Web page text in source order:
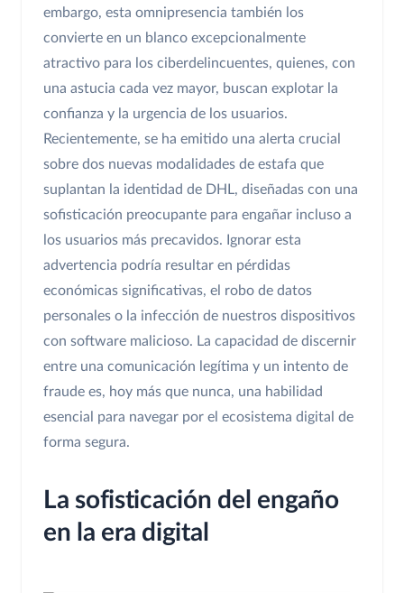
embargo, esta omnipresencia también los
convierte en un blanco excepcionalmente
atractivo para los ciberdelincuentes, quienes, con
una astucia cada vez mayor, buscan explotar la
confianza y la urgencia de los usuarios.
Recientemente, se ha emitido una alerta crucial
sobre dos nuevas modalidades de estafa que
suplantan la identidad de DHL, diseñadas con una
sofisticación preocupante para engañar incluso a
los usuarios más precavidos. Ignorar esta
advertencia podría resultar en pérdidas
económicas significativas, el robo de datos
personales o la infección de nuestros dispositivos
con software malicioso. La capacidad de discernir
entre una comunicación legítima y un intento de
fraude es, hoy más que nunca, una habilidad
esencial para navegar por el ecosistema digital de
forma segura.
La sofisticación del engaño
en la era digital